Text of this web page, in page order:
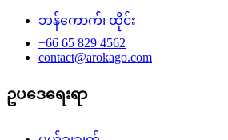
ဘန်ကောက်၊ ထိုင်း
+66 65 829 4562
contact@arokago.com
ဥပဒေရေးရာ